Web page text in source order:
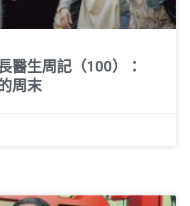
醫生周記（100）：
周末